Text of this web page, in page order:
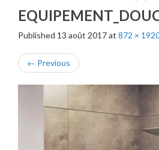
Published 13 août 2017at 872 ×
← Previous